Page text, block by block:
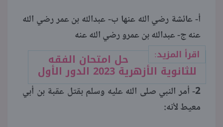
أ- عائشة رضي الله عنها ب- عبدالله بن عمر رضي الله
عنه ج- عبدالله بن عمرو رضي الله عنه
اقرأ المزيد:
حل امتحان الفقه
للثانوية الأزهرية 2023 الدور الأول
2- أمر النبي صلى الله عليه وسلم بقتل عقبة بن أبي
معيط لأنه: